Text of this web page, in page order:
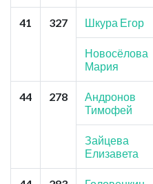
41 327 Шкура Егор
Новосёлова
Мария
44 278
Андронов
Тимофей
Зайцева
Елизавета